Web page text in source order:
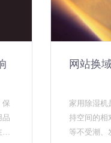
保
品
其
网站换
家用除湿机
持空间的相
等不受潮、